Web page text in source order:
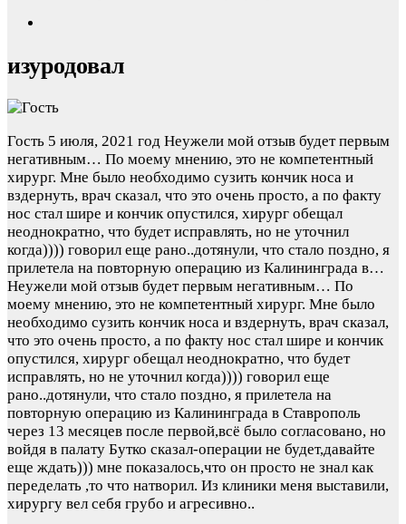
изуродовал
Гость 5 июля, 2021 год Неужели мой отзыв будет первым
негативным… По моему мнению, это не компетентный
хирург. Мне было необходимо сузить кончик носа и
вздернуть, врач сказал, что это очень просто, а по факту
нос стал шире и кончик опустился, хирург обещал
неоднократно, что будет исправлять, но не уточнил
когда)))) говорил еще рано..дотянули, что стало поздно, я
прилетела на повторную операцию из Калининграда в…
Неужели мой отзыв будет первым негативным… По
моему мнению, это не компетентный хирург. Мне было
необходимо сузить кончик носа и вздернуть, врач сказал,
что это очень просто, а по факту нос стал шире и кончик
опустился, хирург обещал неоднократно, что будет
исправлять, но не уточнил когда)))) говорил еще
рано..дотянули, что стало поздно, я прилетела на
повторную операцию из Калининграда в Ставрополь
через 13 месяцев после первой,всё было согласовано, но
войдя в палату Бутко сказал-операции не будет,давайте
еще ждать))) мне показалось,что он просто не знал как
переделать ,то что натворил. Из клиники меня выставили,
хирургу вел себя грубо и агресивно..